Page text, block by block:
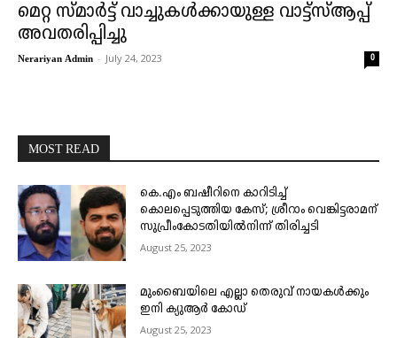
മെറ്റ സ്മാർട്ട് വാച്ചുകൾക്കായുള്ള വാട്ട്‌സ്ആപ്പ്
അവതരിപ്പിച്ചു
Nerariyan Admin - July 24, 2023 0
MOST READ
കെ.എം ബഷീറിനെ കാറിടിച്ച്
കൊലപ്പെടുത്തിയ കേസ്; ശ്രീറാം വെങ്കിട്ടരാമന്
സുപ്രീംകോടതിയിൽനിന്ന് തിരിച്ചടി
August 25, 2023
മുംബൈയിലെ എല്ലാ തെരുവ് നായകൾക്കും
ഇനി ക്യുആർ കോഡ്
August 25, 2023